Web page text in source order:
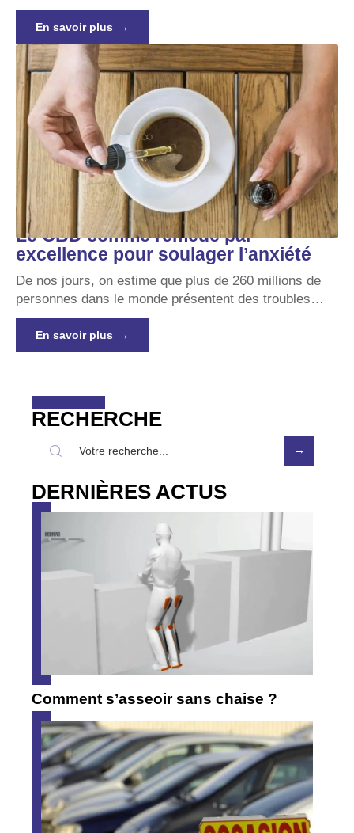
En savoir plus
Le CBD comme remède par
excellence pour soulager l’anxiété
De nos jours, on estime que plus de 260 millions de
personnes dans le monde présentent des troubles…
En savoir plus
RECHERCHE
DERNIÈRES ACTUS
Comment s’asseoir sans chaise ?